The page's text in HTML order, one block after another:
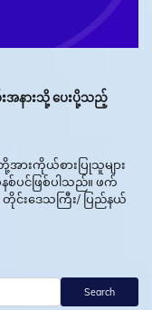
အနားသို့ ပေးပို့သည့်
းကိုယ်စားပြုသူများ
စ်ပင်ဖြစ်ပါသည်။ ဖက်
းဒေသကြီး/ ပြည်နယ်
Search